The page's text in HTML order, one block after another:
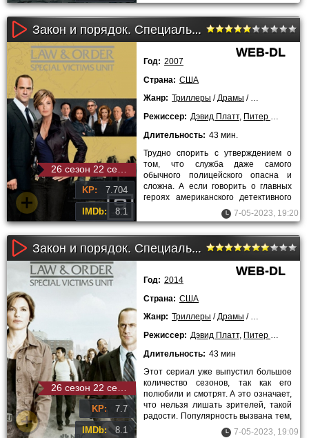
Закон и порядок. Специальный корпус (9 сезон)
KP: 7.704
IMDb: 8.1
WEB-DL
Год: 2007
Страна: США
Жанр: Триллеры /Драмы / Криминальные
Режиссер: Дэвид Платт, Питер Лето
Длительность: 43 мин.
Трудно спорить с утверждением о
том, что служба даже самого
обычного полицейского опасна и
сложна. А если говорить о главных
героях американского детективного
телесериала «Закон и порядок.
7-05-2023, 19:20
Закон и порядок. Специальный корпус (13 сезон)
KP: 7.7
IMDb: 8.1
WEB-DL
Год: 2014
Страна: США
Жанр: Триллеры /Драмы / Криминальные
Режиссер: Дэвид Платт, Питер Лето
Длительность: 43 мин
Этот сериал уже выпустил большое
количество сезонов, так как его
полюбили и смотрят. А это означает,
что нельзя лишать зрителей, такой
радости. Популярность вызвана тем,
что сериал обладает
7-05-2023, 19:09